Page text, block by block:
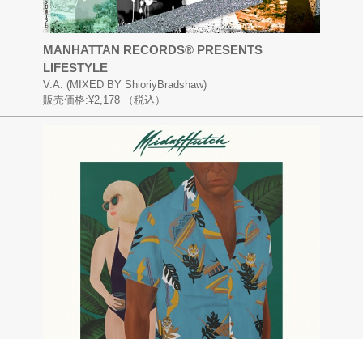
MANHATTAN RECORDS® PRESENTS
LIFESTYLE
V.A. (MIXED BY ShioriyBradshaw)
販売価格:¥2,178 （税込）